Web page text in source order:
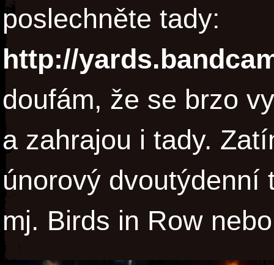
poslechněte tady:
http://
doufám, že se brzo
a zahrajou i tady.
únorový dvoutýdenní
mj. Birds in Row